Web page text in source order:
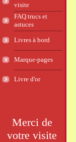
visite
FAQ trucs et
astuces
Livres à bord
Marque-pages
Livre d'or
Merci de
votre visite